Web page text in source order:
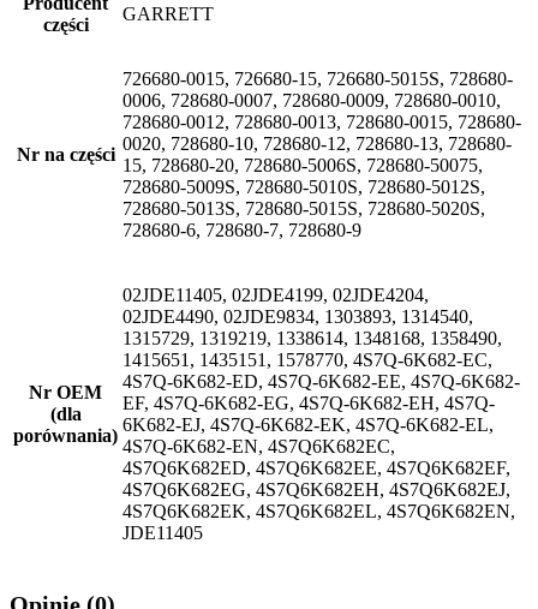
części
GARRETT
Nr na części
726680-0015, 726680-15, 726680-5015S, 728680-
0006, 728680-0007, 728680-0009, 728680-0010,
728680-0012, 728680-0013, 728680-0015, 728680-
0020, 728680-10, 728680-12, 728680-13, 728680-
15, 728680-20, 728680-5006S, 728680-50075,
728680-5009S, 728680-5010S, 728680-5012S,
728680-5013S, 728680-5015S, 728680-5020S,
728680-6, 728680-7, 728680-9
Nr OEM
(dla
porównania)
02JDE11405, 02JDE4199, 02JDE4204,
02JDE4490, 02JDE9834, 1303893, 1314540,
1315729, 1319219, 1338614, 1348168, 1358490,
1415651, 1435151, 1578770, 4S7Q-6K682-EC,
4S7Q-6K682-ED, 4S7Q-6K682-EE, 4S7Q-6K682-
EF, 4S7Q-6K682-EG, 4S7Q-6K682-EH, 4S7Q-
6K682-EJ, 4S7Q-6K682-EK, 4S7Q-6K682-EL,
4S7Q-6K682-EN, 4S7Q6K682EC,
4S7Q6K682ED, 4S7Q6K682EE, 4S7Q6K682EF,
4S7Q6K682EG, 4S7Q6K682EH, 4S7Q6K682EJ,
4S7Q6K682EK, 4S7Q6K682EL, 4S7Q6K682EN,
JDE11405